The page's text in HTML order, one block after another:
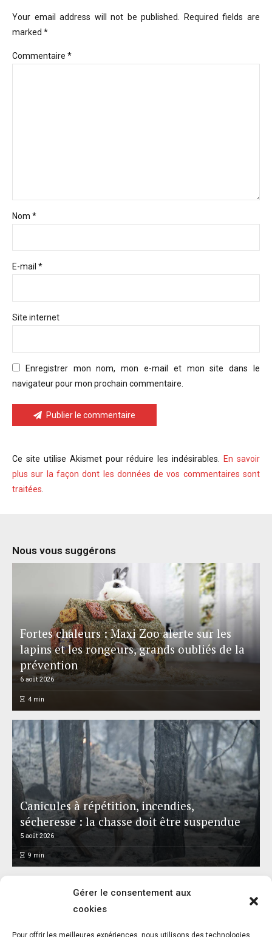
Gérer le consentement aux
cookies
Pour offrir les meilleures expériences, nous utilisons des technologies
Your email address will not be published. Required fields are
marked *
Commentaire *
Nom *
E-mail *
Site internet
Enregistrer mon nom, mon e-mail et mon site dans le
navigateur pour mon prochain commentaire.
Publier le commentaire
Ce site utilise Akismet pour réduire les indésirables. En savoir
plus sur la façon dont les données de vos commentaires sont
traitées.
Nous vous suggérons
Fortes chaleurs : Maxi Zoo alerte sur les
lapins et les rongeurs, grands oubliés de la
prévention
6 août 2026
4min
Canicules à répétition, incendies,
sécheresse : la chasse doit être suspendue
5 août 2026
9 min